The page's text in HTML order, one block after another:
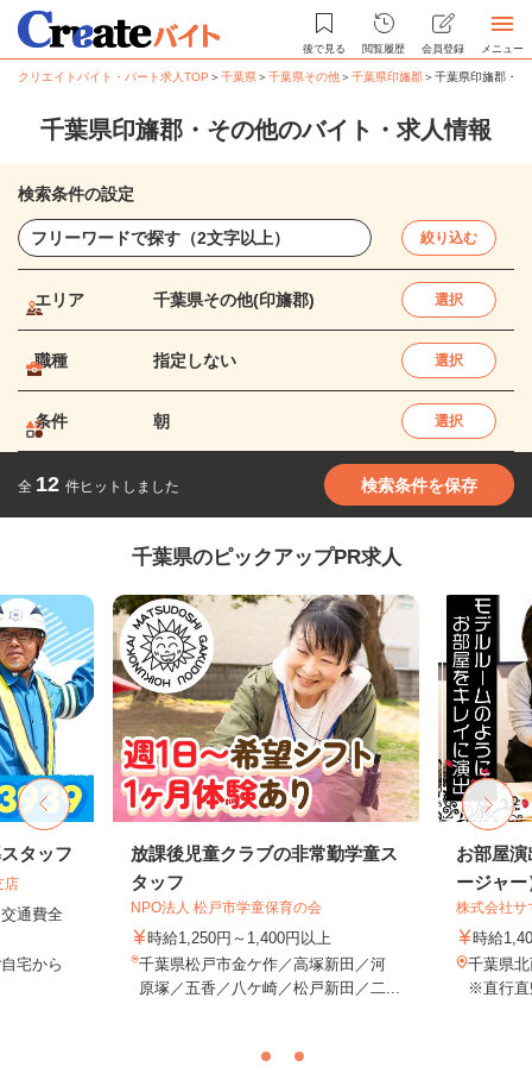
後で見る 閲覧履歴 会員登録 メニュー
クリエイトバイト・パート求人TOP ＞千葉県＞千葉県その他＞千葉県印旛郡＞千葉県印旛郡・
千葉県印旛郡・その他のバイト・求人情報
検索条件の設定
絞り込む
エリア 千葉県その他(印旛郡) 選択
職種 指定しない 選択
条件 朝 選択
全 12 件ヒットしました 検索条件を保存
千葉県のピックアップPR求人
タッフ
店
通費全
宅から
放課後児童クラブの非常勤学童ス
タッフ
NPO法人 松戸市学童保育の会
時給1,250円～1,400円以上
千葉県松戸市金ケ作／高塚新田／河
原塚／五香／八ケ崎／松戸新田／二...
お部屋
ージャー
株式会社サ
時給
千葉県
※直行直